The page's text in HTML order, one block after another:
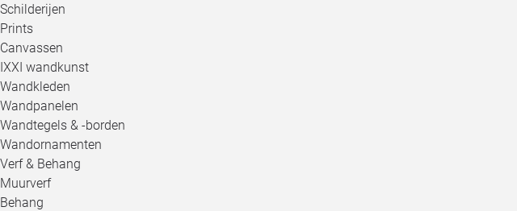
Schilderijen
Prints
Canvassen
IXXI wandkunst
Wandkleden
Wandpanelen
Wandtegels & -borden
Wandornamenten
Verf & Behang
Muurverf
Behang